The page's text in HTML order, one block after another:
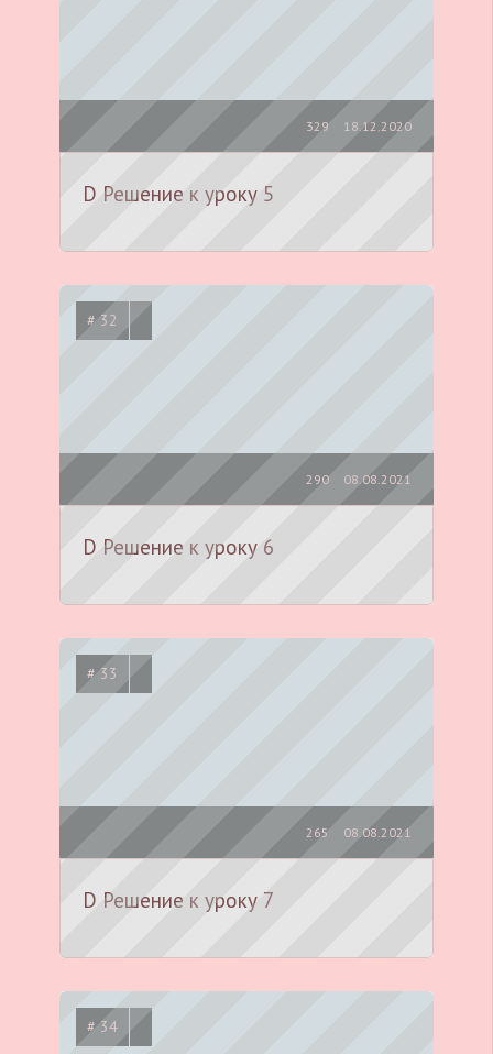
18.12.2020
329
D Решение к уроку 5
# 32
08.08.2021
290
D Решение к уроку 6
# 33
08.08.2021
265
D Решение к уроку 7
# 34